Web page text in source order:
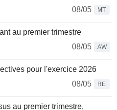
08/05
MT
au premier trimestre
08/05
AW
pour l'exercice 2026
08/05
RE
au premier trimestre,